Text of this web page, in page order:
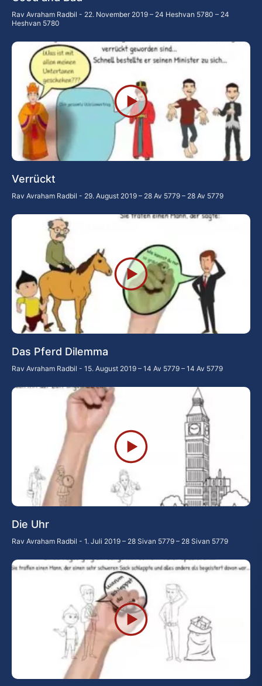
Rav Avraham Radbil
22. November 2019 – 24 Heshvan 5780 – 24
Heshvan 5780
Verrückt
Rav Avraham Radbil 29. August 2019 – 28 Av 5779 – 28 Av 5779
Das Pferd Dilemma
Rav Avraham Radbil 15. August 2019 – 14 Av 5779 – 14 Av 5779
Die Uhr
Rav Avraham Radbil 1. Juli 2019 – 28 Sivan 5779 – 28 Sivan 5779